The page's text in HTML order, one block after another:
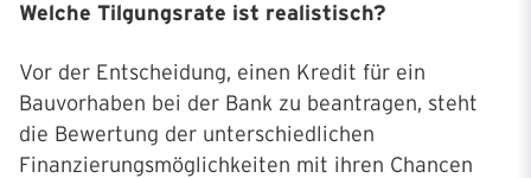
Welche Tilgungsrate ist realistisch?
Vor der Entscheidung, einen Kredit für ein
Bauvorhaben bei der Bank zu beantragen, steht
die Bewertung der unterschiedlichen
Finanzierungsmöglichkeiten mit ihren Chancen